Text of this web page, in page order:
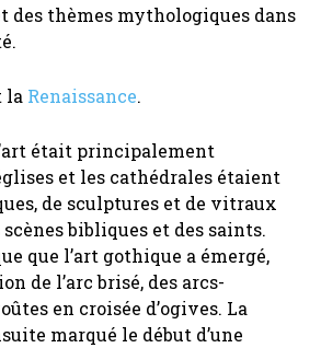
des thèmes mythologiques dans
la Renaissance.
était principalement
et les cathédrales étaient
de sculptures et de vitraux
bibliques et des saints.
que l’art gothique a émergé,
de l’arc brisé, des arcs-
en croisée d’ogives. La
marqué le début d’une